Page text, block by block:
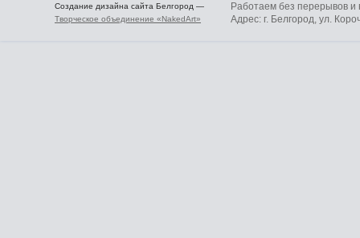
Создание дизайна сайта Белгород —
Творческое объединение «NakedArt»
Работаем без перерывов и
Адрес: г. Белгород, ул.